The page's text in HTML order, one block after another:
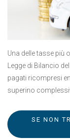
Una delle tasse più
Legge di Bilancio
pagati ricompresi
superino
SE NON